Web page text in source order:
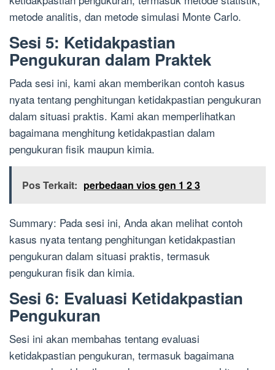
metode analitis, dan metode simulasi Monte Carlo.
Sesi 5: Ketidakpastian
Pengukuran dalam Praktek
Pada sesi ini, kami akan memberikan contoh kasus
nyata tentang penghitungan ketidakpastian pengukuran
dalam situasi praktis. Kami akan memperlihatkan
bagaimana menghitung ketidakpastian dalam
pengukuran fisik maupun kimia.
Pos Terkait: perbedaan vios gen 1 2 3
Summary: Pada sesi ini, Anda akan melihat contoh
kasus nyata tentang penghitungan ketidakpastian
pengukuran dalam situasi praktis, termasuk
pengukuran fisik dan kimia.
Sesi 6: Evaluasi Ketidakpastian
Pengukuran
Sesi ini akan membahas tentang evaluasi
ketidakpastian pengukuran, termasuk bagaimana